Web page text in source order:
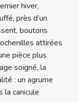
hiver,
près d’un
boutons
attirées
pièce plus
soigné, la
: un agrume
la canicule